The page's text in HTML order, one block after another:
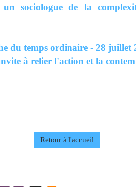
sociologue de la
du temps ordinaire - 28 juillet
à relier l'action et la
Retour à l'accueil